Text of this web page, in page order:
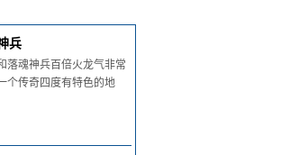
兵
落魂神兵百倍火龙气非常
个传奇四度有特色的地